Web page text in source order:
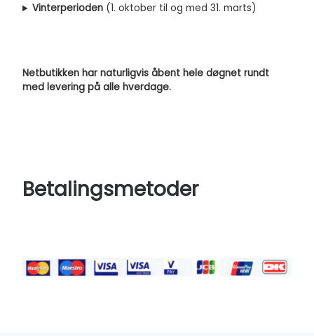
Vinterperioden (1. oktober til og med 31. marts)
Netbutikken har naturligvis åbent hele døgnet rundt
med levering på alle hverdage.
Betalingsmetoder